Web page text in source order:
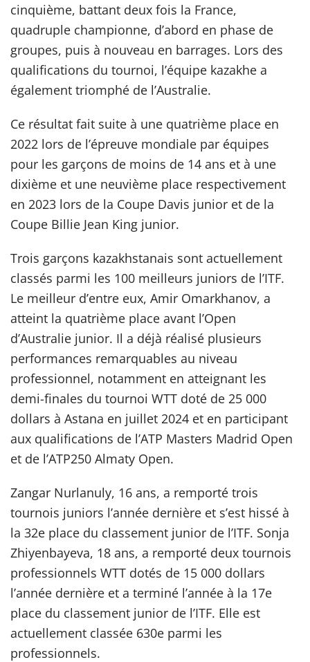
cinquième, battant deux fois la France,
quadruple championne, d’abord en phase de
groupes, puis à nouveau en barrages. Lors des
qualifications du tournoi, l’équipe kazakhe a
également triomphé de l’Australie.
Ce résultat fait suite à une quatrième place en
2022 lors de l’épreuve mondiale par équipes
pour les garçons de moins de 14 ans et à une
dixième et une neuvième place respectivement
en 2023 lors de la Coupe Davis junior et de la
Coupe Billie Jean King junior.
Trois garçons kazakhstanais sont actuellement
classés parmi les 100 meilleurs juniors de l’ITF.
Le meilleur d’entre eux, Amir Omarkhanov, a
atteint la quatrième place avant l’Open
d’Australie junior. Il a déjà réalisé plusieurs
performances remarquables au niveau
professionnel, notamment en atteignant les
demi-finales du tournoi WTT doté de 25 000
dollars à Astana en juillet 2024 et en participant
aux qualifications de l’ATP Masters Madrid Open
et de l’ATP250 Almaty Open.
Zangar Nurlanuly, 16 ans, a remporté trois
tournois juniors l’année dernière et s’est hissé à
la 32e place du classement junior de l’ITF. Sonja
Zhiyenbayeva, 18 ans, a remporté deux tournois
professionnels WTT dotés de 15 000 dollars
l’année dernière et a terminé l’année à la 17e
place du classement junior de l’ITF. Elle est
actuellement classée 630e parmi les
professionnels.